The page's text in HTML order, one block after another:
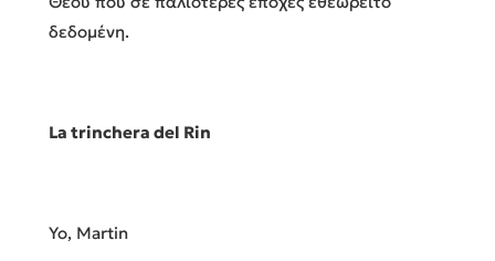
δεδομένη.
La trinchera del Rin
Yo, Martin